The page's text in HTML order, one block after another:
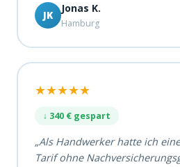
JK
Jonas K.
Hamburg
★★★★★
↓ 340 € gespart
„Als Handwerker hatte ich
Tarif ohne